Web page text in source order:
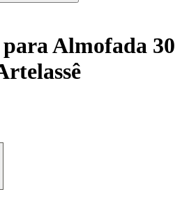
Almofada 30